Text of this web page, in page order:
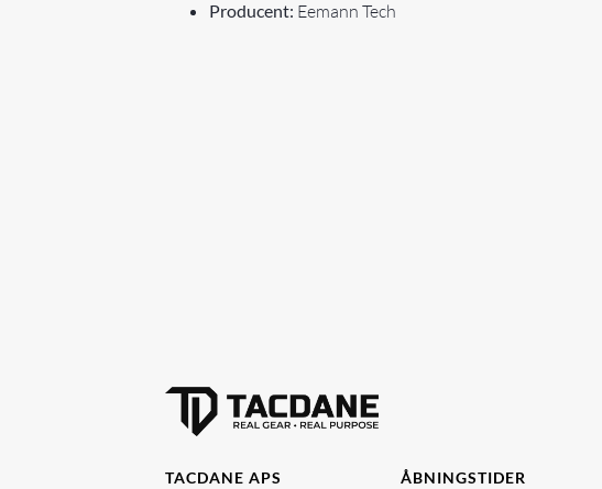
Producent: Eemann Tech
TACDANE APS
ÅBNINGSTIDER